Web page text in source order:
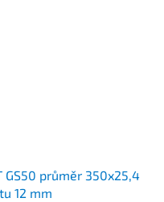
GS50 průměr 350x25,4
12 mm